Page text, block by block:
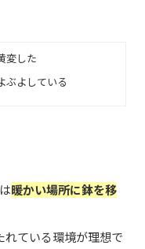
変した
ぶよしている
暖かい場所に鉢を移
ている環境が理想で